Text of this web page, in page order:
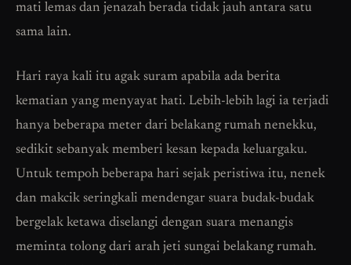
mati lemas dan jenazah berada tidak jauh antara satu
sama lain.
Hari raya kali itu agak suram apabila ada berita
kematian yang menyayat hati. Lebih-lebih lagi ia terjadi
hanya beberapa meter dari belakang rumah nenekku,
sedikit sebanyak memberi kesan kepada keluargaku.
Untuk tempoh beberapa hari sejak peristiwa itu, nenek
dan makcik seringkali mendengar suara budak-budak
bergelak ketawa diselangi dengan suara menangis
meminta tolong dari arah jeti sungai belakang rumah.